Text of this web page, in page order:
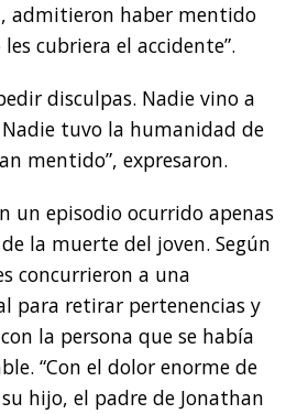
admitieron haber mentido
cubriera el accidente”.
disculpas. Nadie vino a
tuvo la humanidad de
mentido”, expresaron.
un episodio ocurrido apenas
la muerte del joven. Según
concurrieron a una
para retirar pertenencias y
la persona que se había
“Con el dolor enorme de
hijo, el padre de Jonathan